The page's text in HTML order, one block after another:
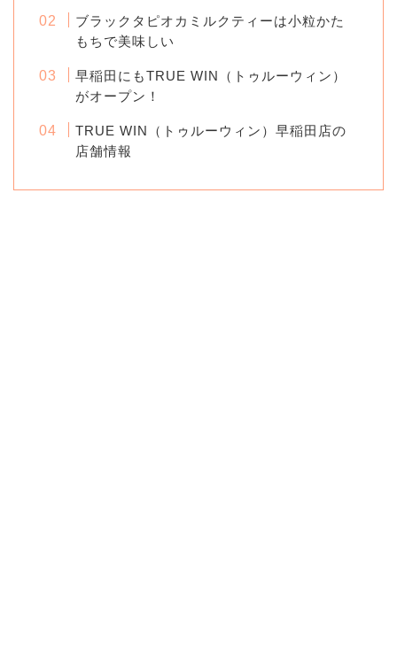
ブラックタピオカミルクティーは小粒かた
もちで美味しい
早稲田にもTRUE WIN（トゥルーウィン）
がオープン！
TRUE WIN（トゥルーウィン）早稲田店の
店舗情報